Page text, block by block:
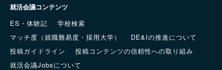
就活会議コンテンツ
ES・体験記
学校検索
マッチ度（就職難易度・採用大学）
DE&Iの推進について
投稿ガイドライン
投稿コンテンツの信頼性への取り組み
就活会議Jobsについて